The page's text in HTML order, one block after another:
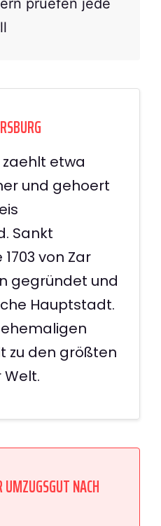
pruefen jede
etwa
und gehoert
Sankt
von Zar
gegründet und
Hauptstadt.
zu den größten
NACH